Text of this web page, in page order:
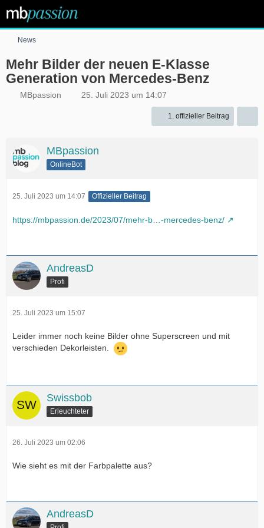
News
Mehr Bilder der neuen E-Klasse
Generation von Mercedes-Benz
MBpassion 25. Juli 2023 um 14:07
1. offizieller Beitrag
MBpassion
OnlineBot
25. Juli 2023 um 14:07 Offizieller Beitrag
https://mbpassion.de/2023/07/mehr-b…-mercedes-benz/
AndreasD
Profi
25. Juli 2023 um 15:07
Leider immer noch keine Bilder ohne Superscreen und mit
verschieden Dekorleisten.
Swissbob
Erleuchteter
26. Juli 2023 um 02:06
Wie sieht es mit der Farbpalette aus?
AndreasD